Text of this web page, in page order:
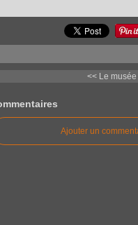
<< Le
Ajouter un